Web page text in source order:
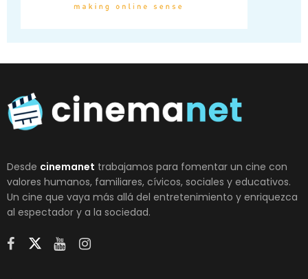
Desde cinemanet trabajamos para fomentar un cine con
valores humanos, familiares, cívicos, sociales y educativos.
Un cine que vaya más allá del entretenimiento y enriquezca
al espectador y a la sociedad.